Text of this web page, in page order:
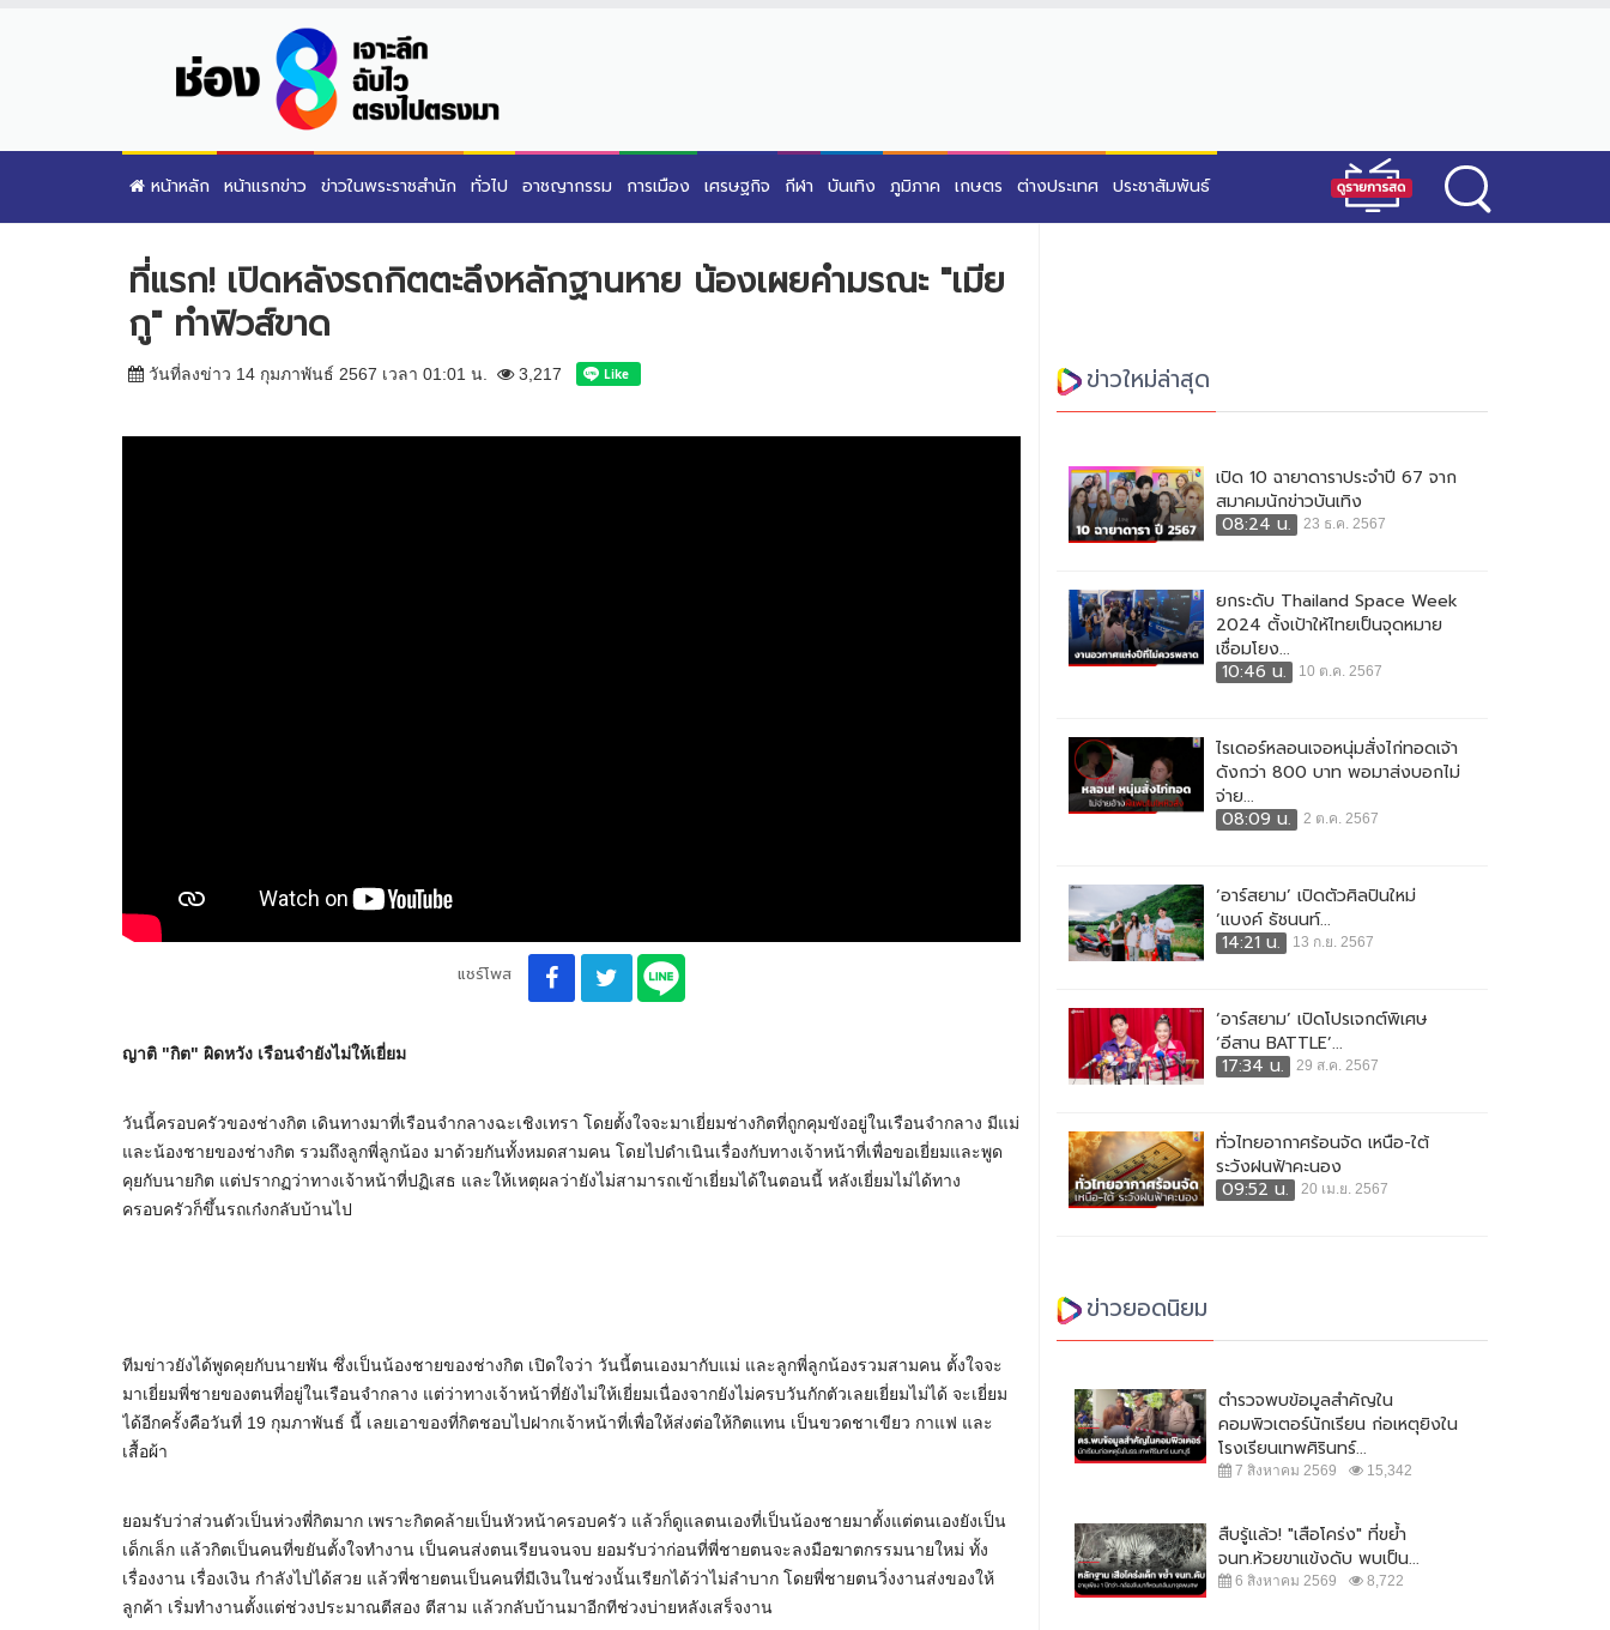
หน้าหลัก หน้าแรกข่าว ข่าวในพระราชสำนัก ทั่วไป อาชญากรรม การเมือง เศรษฐกิจ กีฬา บันเทิง ภูมิภาค เกษตร ต่างประเทศ ประชาสัมพันธ์
ที่แรก! เปิดหลังรถกิตตะลึงหลักฐานหาย น้องเผยคำมรณะ "เมีย
กู" ทำฟิวส์ขาด
วันที่ลงข่าว 14 กุมภาพันธ์ 2567 เวลา 01:01 น. 3,217
แชร์โพส
ญาติ "กิต" ผิดหวัง เรือนจำยังไม่ให้เยี่ยม
วันนี้ครอบครัวของช่างกิต เดินทางมาที่เรือนจำกลางฉะเชิงเทรา โดยตั้งใจจะมาเยี่ยมช่างกิตที่ถูกคุมขังอยู่ในเรือนจำกลาง มีแม่
และน้องชายของช่างกิต รวมถึงลูกพี่ลูกน้อง มาด้วยกันทั้งหมดสามคน โดยไปดำเนินเรื่องกับทางเจ้าหน้าที่เพื่อขอเยี่ยมและพูด
คุยกับนายกิต แต่ปรากฏว่าทางเจ้าหน้าที่ปฏิเสธ และให้เหตุผลว่ายังไม่สามารถเข้าเยี่ยมได้ในตอนนี้ หลังเยี่ยมไม่ได้ทาง
ครอบครัวก็ขึ้นรถเก๋งกลับบ้านไป
ทีมข่าวยังได้พูดคุยกับนายพัน ซึ่งเป็นน้องชายของช่างกิต เปิดใจว่า วันนี้ตนเองมากับแม่ และลูกพี่ลูกน้องรวมสามคน ตั้งใจจะ
มาเยี่ยมพี่ชายของตนที่อยู่ในเรือนจำกลาง แต่ว่าทางเจ้าหน้าที่ยังไม่ให้เยี่ยมเนื่องจากยังไม่ครบวันกักตัวเลยเยี่ยมไม่ได้ จะเยี่ยม
ได้อีกครั้งคือวันที่ 19 กุมภาพันธ์ นี้ เลยเอาของที่กิตชอบไปฝากเจ้าหน้าที่เพื่อให้ส่งต่อให้กิตแทน เป็นขวดชาเขียว กาแฟ และ
เสื้อผ้า
ยอมรับว่าส่วนตัวเป็นห่วงพี่กิตมาก เพราะกิตคล้ายเป็นหัวหน้าครอบครัว แล้วก็ดูแลตนเองที่เป็นน้องชายมาตั้งแต่ตนเองยังเป็น
เด็กเล็ก แล้วกิตเป็นคนที่ขยันตั้งใจทำงาน เป็นคนส่งตนเรียนจนจบ ยอมรับว่าก่อนที่พี่ชายตนจะลงมือฆาตกรรมนายใหม่ ทั้ง
เรื่องงาน เรื่องเงิน กำลังไปได้สวย แล้วพี่ชายตนเป็นคนที่มีเงินในช่วงนั้นเรียกได้ว่าไม่ลำบาก โดยพี่ชายตนวิ่งงานส่งของให้
ลูกค้า เริ่มทำงานตั้งแต่ช่วงประมาณตีสอง ตีสาม แล้วกลับบ้านมาอีกทีช่วงบ่ายหลังเสร็จงาน
ข่าวใหม่ล่าสุด
เปิด 10 ฉายาดาราประจำปี 67 จาก
สมาคมนักข่าวบันเทิง
08:24 น.
23 ธ.ค. 2567
ยกระดับ Thailand Space Week
2024 ตั้งเป้าให้ไทยเป็นจุดหมาย
เชื่อมโยง...
10:46 น.
10 ต.ค. 2567
ไรเดอร์หลอนเจอหนุ่มสั่งไก่ทอดเจ้า
ดังกว่า 800 บาท พอมาส่งบอกไม่
จ่าย...
08:09 น.
2 ต.ค. 2567
‘อาร์สยาม’ เปิดตัวศิลปินใหม่
‘แบงค์ ธัชนนท์...
14:21 น.
13 ก.ย. 2567
‘อาร์สยาม’ เปิดโปรเจกต์พิเศษ
‘อีสาน BATTLE’...
17:34 น.
29 ส.ค. 2567
ทั่วไทยอากาศร้อนจัด เหนือ-ใต้
ระวังฝนฟ้าคะนอง
09:52 น.
20 เม.ย. 2567
ข่าวยอดนิยม
ตำรวจพบข้อมูลสำคัญใน
คอมพิวเตอร์นักเรียน ก่อเหตุยิงใน
โรงเรียนเทพศิรินทร์...
7 สิงหาคม 2569 15,342
สืบรู้แล้ว! "เสือโคร่ง" ที่ขย้ำ
จนท.ห้วยขาแข้งดับ พบเป็น...
6 สิงหาคม 2569 8,722